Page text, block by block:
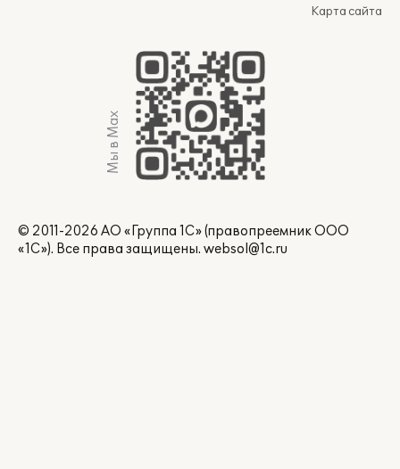
Карта сайта
Мы в Max
© 2011-2026 АО «Группа 1С» (правопреемник ООО
«1С»). Все права защищены. websol@1c.ru